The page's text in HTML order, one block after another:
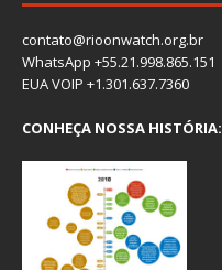
contato@rioonwatch.org.br
WhatsApp +55.21.998.865.151
EUA VOIP +1.301.637.7360
CONHEÇA NOSSA HISTÓRIA: